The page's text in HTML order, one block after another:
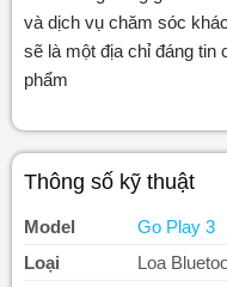
và dịch vụ chăm sóc
sẽ là một địa chỉ đáng tin
phẩm
Thông số kỹ thuật
Model
Go Play 3
Loại
Loa